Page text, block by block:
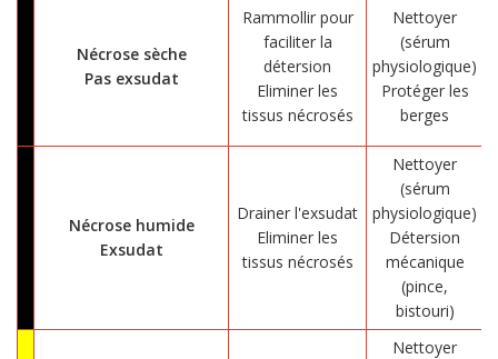
Nécrose sèche
Pas exsudat
Rammollir pour
faciliter la
détersion
Eliminer les
tissus nécrosés
Nettoyer
(sérum
physiologique)
Protéger les
berges
Nécrose humide
Exsudat
Drainer l'exsudat
Eliminer les
tissus nécrosés
Nettoyer
(sérum
physiologique)
Détersion
mécanique
(pince,
bistouri)
Nettoyer